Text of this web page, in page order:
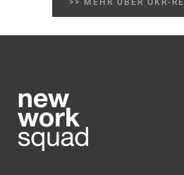
>> MEHR ÜBER OKR-